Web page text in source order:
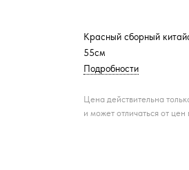
Красный сборный
55см
Подробности
Цена действительна
и может отличаться от